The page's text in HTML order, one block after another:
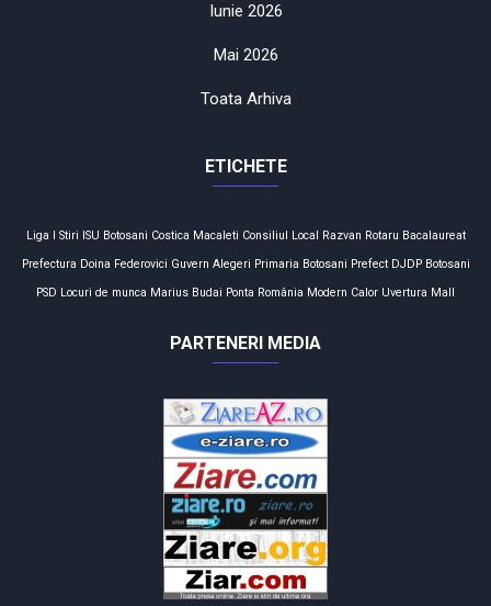
Iunie 2026
Mai 2026
Toata Arhiva
ETICHETE
Liga I Stiri ISU Botosani Costica Macaleti Consiliul Local Razvan Rotaru Bacalaureat
Prefectura Doina Federovici Guvern Alegeri Primaria Botosani Prefect DJDP Botosani
PSD Locuri de munca Marius Budai Ponta România Modern Calor Uvertura Mall
PARTENERI MEDIA